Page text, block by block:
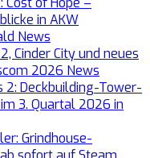
in AKW
News
Cinder City und neues
2026 News
2: Deckbuilding-Tower-
3. Quartal 2026 in
Grindhouse-